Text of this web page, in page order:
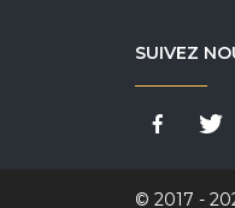
SUIVEZ
© 2017 -